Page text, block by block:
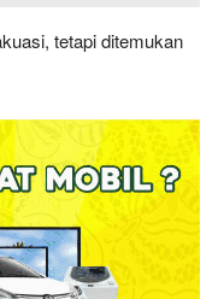
tetapi ditemukan